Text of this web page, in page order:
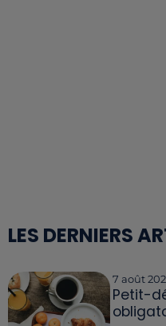
LES DERNIERS
7 août
Petit-